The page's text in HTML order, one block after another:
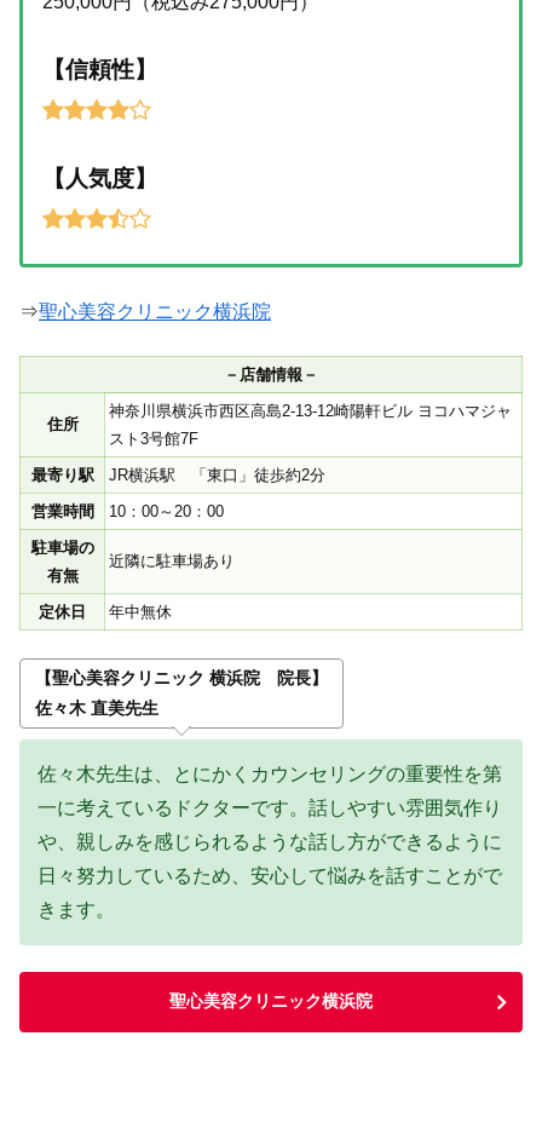
【信頼性】
【人気度】
⇒聖心美容クリニック横浜院
－店舗情報－
住所
神奈川県横浜市西区高島2-13-12崎陽軒ビル ヨコハマジャ
スト3号館7F
最寄り駅
JR横浜駅 「東口」徒歩約2分
営業時間
10：00～20：00
駐車場の
有無
近隣に駐車場あり
定休日 年中無休
【聖心美容クリニック 横浜院 院長】
佐々木 直美先生
佐々木先生は、とにかくカウンセリングの重要性を第
一に考えているドクターです。話しやすい雰囲気作り
や、親しみを感じられるような話し方ができるように
日々努力しているため、安心して悩みを話すことがで
きます。
聖心美容クリニック横浜院